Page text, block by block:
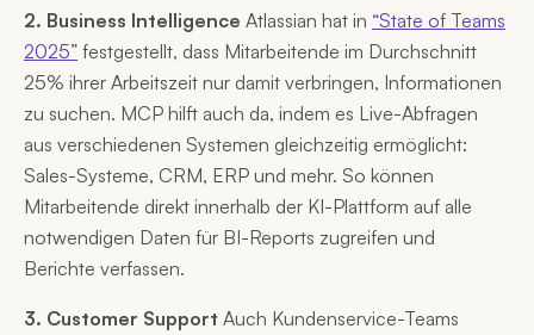
2. Business Intelligence Atlassian hat in “State of Teams
2025” festgestellt, dass Mitarbeitende im Durchschnitt
25% ihrer Arbeitszeit nur damit verbringen, Informationen
zu suchen. MCP hilft auch da, indem es Live-Abfragen
aus verschiedenen Systemen gleichzeitig ermöglicht:
Sales-Systeme, CRM, ERP und mehr. So können
Mitarbeitende direkt innerhalb der KI-Plattform auf alle
notwendigen Daten für BI-Reports zugreifen und
Berichte verfassen.
3. Customer Support Auch Kundenservice-Teams